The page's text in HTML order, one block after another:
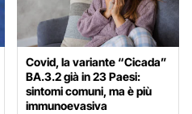
Covid, la variante “Cicada”
BA.3.2 già in 23 Paesi:
sintomi comuni, ma è più
immunoevasiva